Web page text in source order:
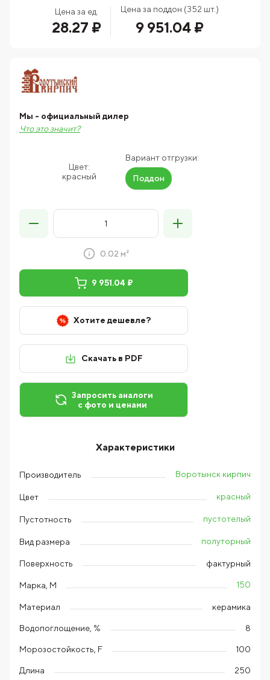
Цена за ед.
28.27 ₽
Цена за поддон (352 шт.)
9 951.04 ₽
Цвет:
красный
Вариант отгрузки:
Поддон
Мы - официальный дилер
Что это значит?
0.02 м²
9 951.04 ₽
Хотите дешевле?
Скачать в PDF
Запросить аналоги
с фото и ценами
Характеристики
Производитель Воротынск кирпич
Цвет красный
Пустотность пустотелый
Вид размера полуторный
Поверхность фактурный
Марка, М 150
Материал керамика
Водопоглощение, % 8
Морозостойкость, F 100
Длина 250